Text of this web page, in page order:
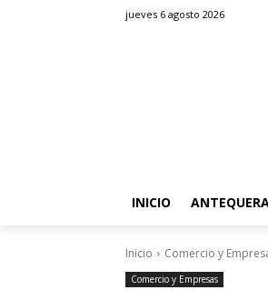
jueves 6 agosto 2026
INICIO
Inicio Comercio y
Comercio y Empresas